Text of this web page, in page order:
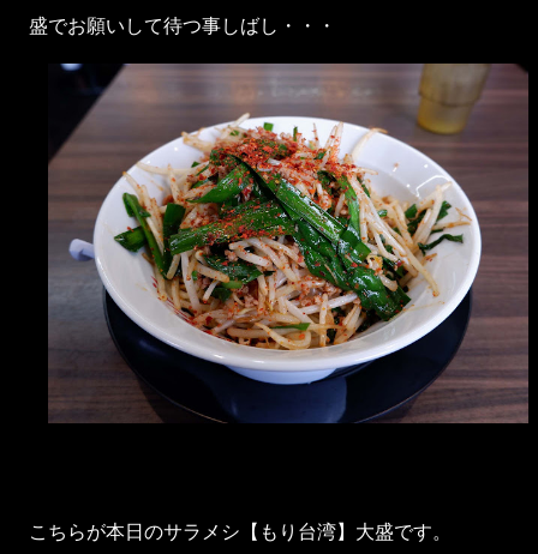
盛でお願いして待つ事しばし・・・
こちらが本日のサラメシ【もり台湾】大盛です。